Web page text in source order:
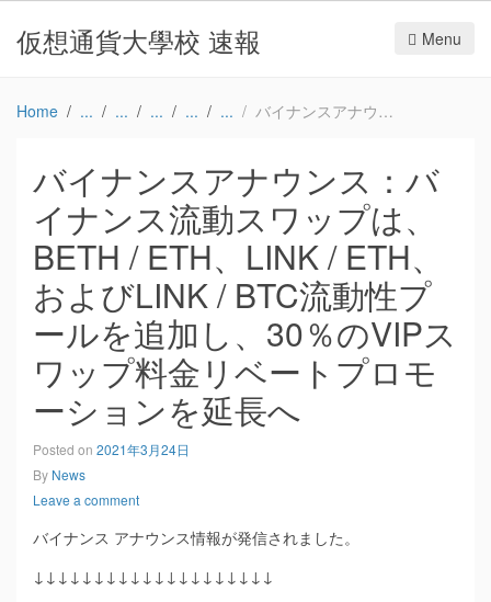
仮想通貨大學校 速報 Menu
Home バイナンスアナウンス：バイナンス流動スワップは、BETH / ETH、LINK / ETH、およびLINK / BTC流動性プールを追加し、30％のVIPスワップ料金リベートプロモーションを延長へ
バイナンスアナウンス：バ
イナンス流動スワップは、
BETH / ETH、LINK / ETH、
およびLINK / BTC流動性プ
ールを追加し、30％のVIPス
ワップ料金リベートプロモ
ーションを延長へ
Posted on 2021年3月24日
By News
Leave a comment
バイナンス アナウンス情報が発信されました。
↓↓↓↓↓↓↓↓↓↓↓↓↓↓↓↓↓↓↓↓